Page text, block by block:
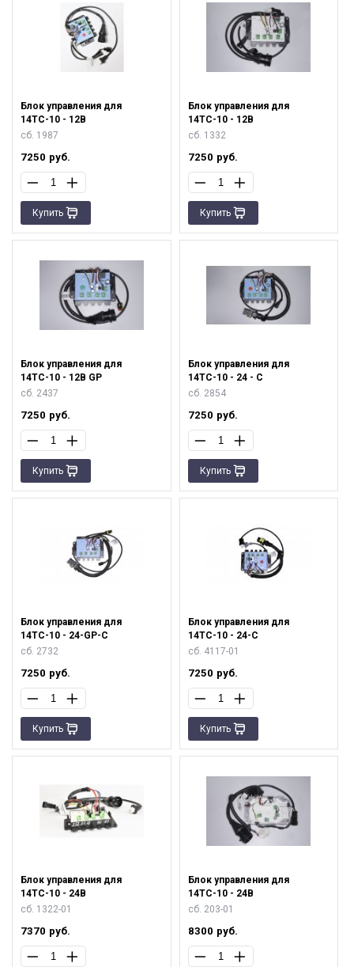
Блок управления для
14ТС-10 - 12В
сб. 1987
7250 руб.
Купить
Блок управления для
14ТС-10 - 12В
сб. 1332
7250 руб.
Купить
Блок управления для
14ТС-10 - 12В GP
сб. 2437
7250 руб.
Купить
Блок управления для
14ТС-10 - 24 - С
сб. 2854
7250 руб.
Купить
Блок управления для
14ТС-10 - 24-GP-С
сб. 2732
7250 руб.
Купить
Блок управления для
14ТС-10 - 24-С
сб. 4117-01
7250 руб.
Купить
Блок управления для
14ТС-10 - 24В
сб. 1322-01
7370 руб.
Блок управления для
14ТС-10 - 24В
сб. 203-01
8300 руб.